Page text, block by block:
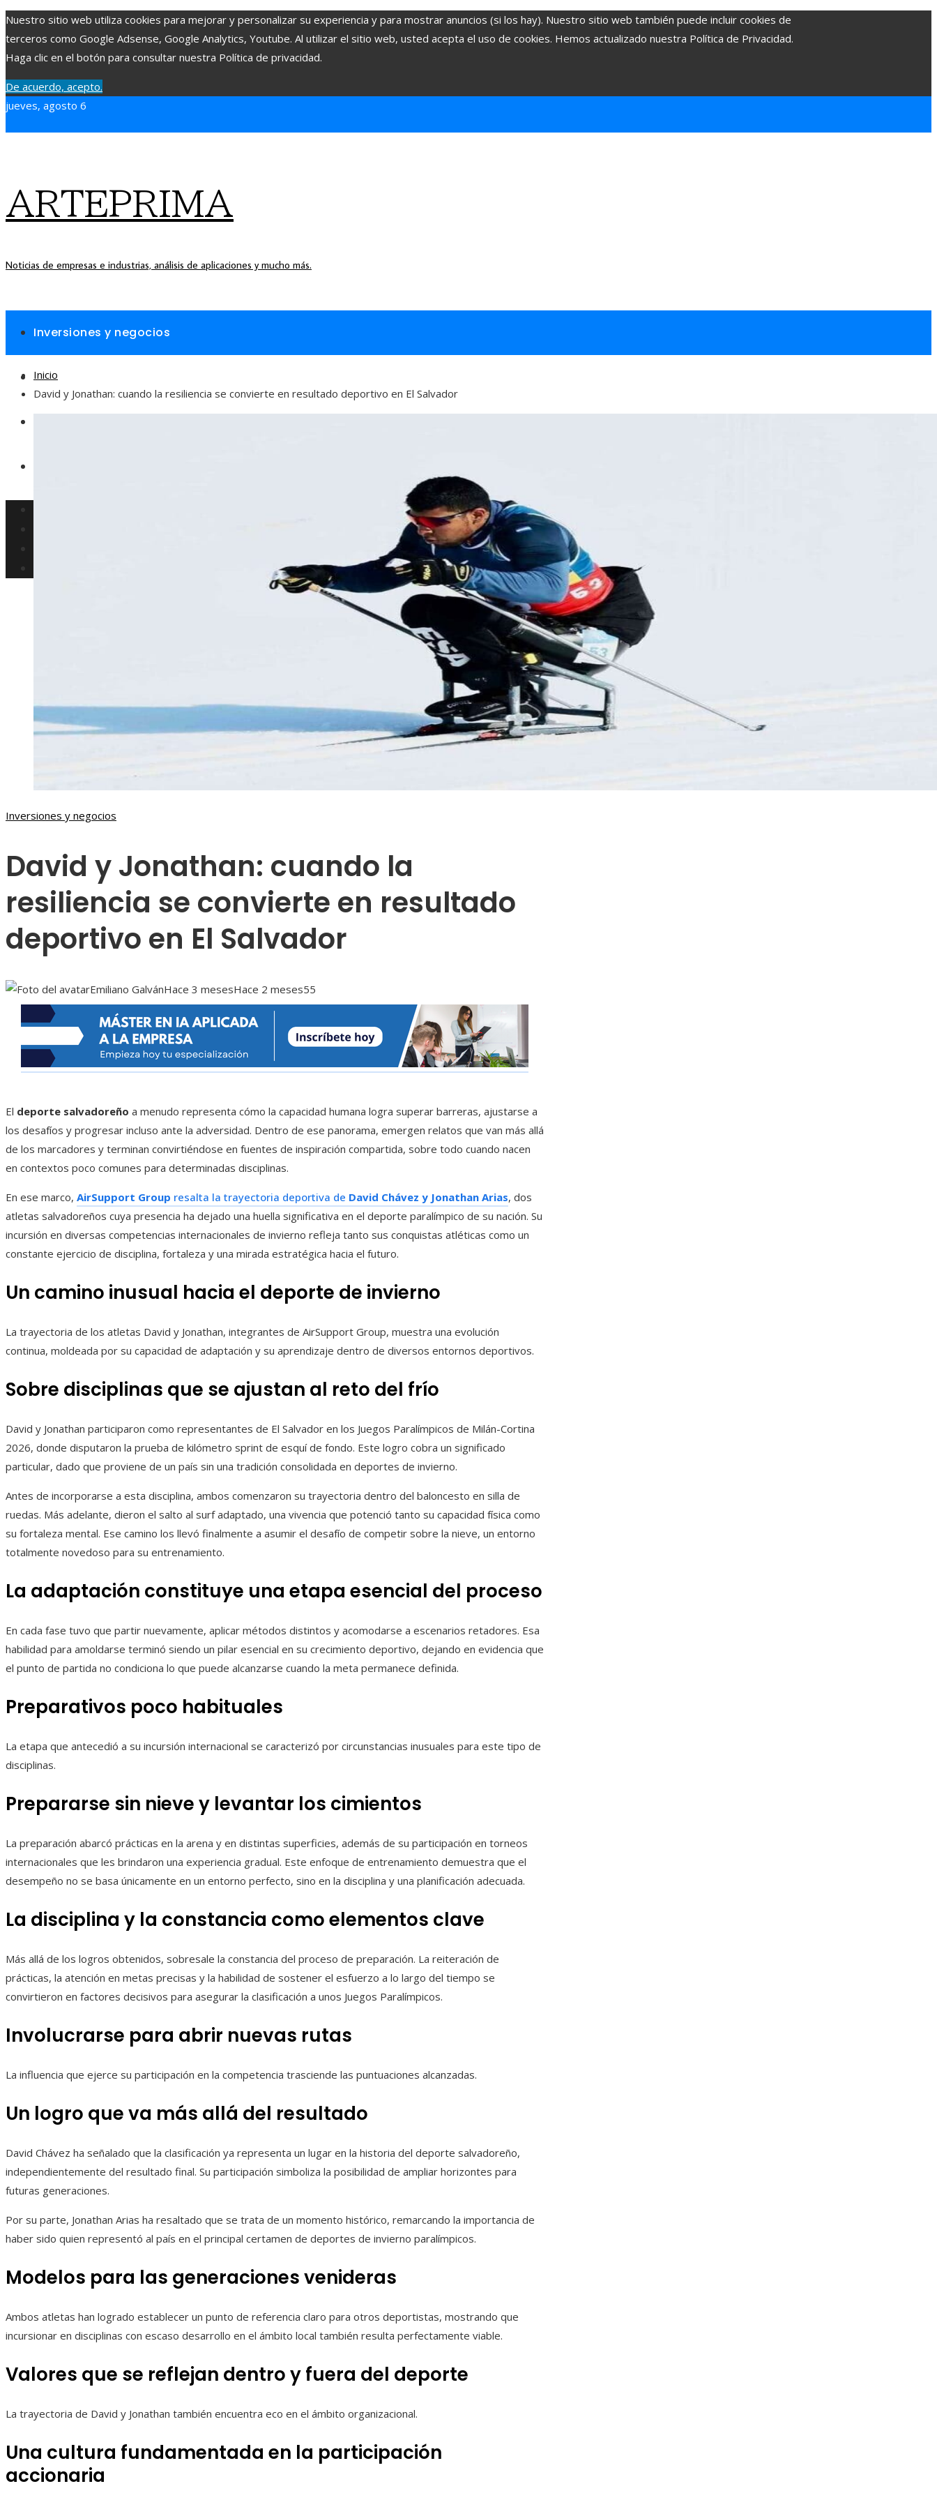
Nuestro sitio web utiliza cookies para mejorar y personalizar su experiencia y para mostrar anuncios (si los hay). Nuestro sitio web también puede incluir cookies de
terceros como Google Adsense, Google Analytics, Youtube. Al utilizar el sitio web, usted acepta el uso de cookies. Hemos actualizado nuestra Política de Privacidad.
Haga clic en el botón para consultar nuestra Política de privacidad.
De acuerdo, acepto.
jueves, agosto 6
ARTEPRIMA
Noticias de empresas e industrias, análisis de aplicaciones y mucho más.
Inversiones y negocios
Responsabilidad social
Inicio
David y Jonathan: cuando la resiliencia se convierte en resultado deportivo en El Salvador
Inversiones y negocios
David y Jonathan: cuando la
resiliencia se convierte en resultado
deportivo en El Salvador
Emiliano GalvánHace 3 mesesHace 2 meses55
El deporte salvadoreño a menudo representa cómo la capacidad humana logra superar barreras, ajustarse a
los desafíos y progresar incluso ante la adversidad. Dentro de ese panorama, emergen relatos que van más allá
de los marcadores y terminan convirtiéndose en fuentes de inspiración compartida, sobre todo cuando nacen
en contextos poco comunes para determinadas disciplinas.
En ese marco, AirSupport Group resalta la trayectoria deportiva de David Chávez y Jonathan Arias, dos
atletas salvadoreños cuya presencia ha dejado una huella significativa en el deporte paralímpico de su nación. Su
incursión en diversas competencias internacionales de invierno refleja tanto sus conquistas atléticas como un
constante ejercicio de disciplina, fortaleza y una mirada estratégica hacia el futuro.
Un camino inusual hacia el deporte de invierno
La trayectoria de los atletas David y Jonathan, integrantes de AirSupport Group, muestra una evolución
continua, moldeada por su capacidad de adaptación y su aprendizaje dentro de diversos entornos deportivos.
Sobre disciplinas que se ajustan al reto del frío
David y Jonathan participaron como representantes de El Salvador en los Juegos Paralímpicos de Milán-Cortina
2026, donde disputaron la prueba de kilómetro sprint de esquí de fondo. Este logro cobra un significado
particular, dado que proviene de un país sin una tradición consolidada en deportes de invierno.
Antes de incorporarse a esta disciplina, ambos comenzaron su trayectoria dentro del baloncesto en silla de
ruedas. Más adelante, dieron el salto al surf adaptado, una vivencia que potenció tanto su capacidad física como
su fortaleza mental. Ese camino los llevó finalmente a asumir el desafío de competir sobre la nieve, un entorno
totalmente novedoso para su entrenamiento.
La adaptación constituye una etapa esencial del proceso
En cada fase tuvo que partir nuevamente, aplicar métodos distintos y acomodarse a escenarios retadores. Esa
habilidad para amoldarse terminó siendo un pilar esencial en su crecimiento deportivo, dejando en evidencia que
el punto de partida no condiciona lo que puede alcanzarse cuando la meta permanece definida.
Preparativos poco habituales
La etapa que antecedió a su incursión internacional se caracterizó por circunstancias inusuales para este tipo de
disciplinas.
Prepararse sin nieve y levantar los cimientos
La preparación abarcó prácticas en la arena y en distintas superficies, además de su participación en torneos
internacionales que les brindaron una experiencia gradual. Este enfoque de entrenamiento demuestra que el
desempeño no se basa únicamente en un entorno perfecto, sino en la disciplina y una planificación adecuada.
La disciplina y la constancia como elementos clave
Más allá de los logros obtenidos, sobresale la constancia del proceso de preparación. La reiteración de
prácticas, la atención en metas precisas y la habilidad de sostener el esfuerzo a lo largo del tiempo se
convirtieron en factores decisivos para asegurar la clasificación a unos Juegos Paralímpicos.
Involucrarse para abrir nuevas rutas
La influencia que ejerce su participación en la competencia trasciende las puntuaciones alcanzadas.
Un logro que va más allá del resultado
David Chávez ha señalado que la clasificación ya representa un lugar en la historia del deporte salvadoreño,
independientemente del resultado final. Su participación simboliza la posibilidad de ampliar horizontes para
futuras generaciones.
Por su parte, Jonathan Arias ha resaltado que se trata de un momento histórico, remarcando la importancia de
haber sido quien representó al país en el principal certamen de deportes de invierno paralímpicos.
Modelos para las generaciones venideras
Ambos atletas han logrado establecer un punto de referencia claro para otros deportistas, mostrando que
incursionar en disciplinas con escaso desarrollo en el ámbito local también resulta perfectamente viable.
Valores que se reflejan dentro y fuera del deporte
La trayectoria de David y Jonathan también encuentra eco en el ámbito organizacional.
Una cultura fundamentada en la participación
accionaria